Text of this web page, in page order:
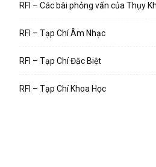
RFI – Các bài phỏng vấn của Thụy
RFI – Tạp Chí Âm Nhạc
RFI – Tạp Chí Đặc Biệt
RFI – Tạp Chí Khoa Học